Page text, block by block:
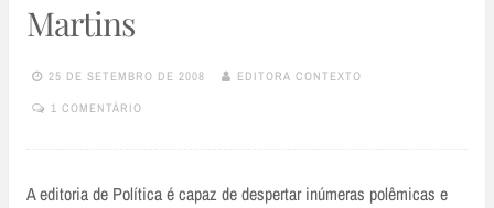
Martins
25 DE SETEMBRO DE 2008 EDITORA CONTEXTO
1 COMENTÁRIO
A editoria de Política é capaz de despertar inúmeras polêmicas e